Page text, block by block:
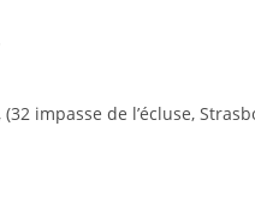
(32 impasse de l’écluse,